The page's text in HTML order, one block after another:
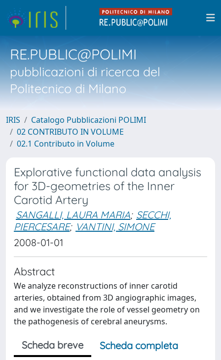
RE.PUBLIC@POLIMI
pubblicazioni di ricerca del
Politecnico di Milano
IRIS
Catalogo Pubblicazioni POLIMI
02 CONTRIBUTO IN VOLUME
02.1 Contributo in Volume
Explorative functional data analysis
for 3D-geometries of the Inner
Carotid Artery
SANGALLI, LAURA MARIA; SECCHI,
PIERCESARE; VANTINI, SIMONE
2008-01-01
Abstract
We analyze reconstructions of inner carotid
arteries, obtained from 3D angiographic images,
and we investigate the role of vessel geometry on
the pathogenesis of cerebral aneurysms.
Scheda breve
Scheda completa